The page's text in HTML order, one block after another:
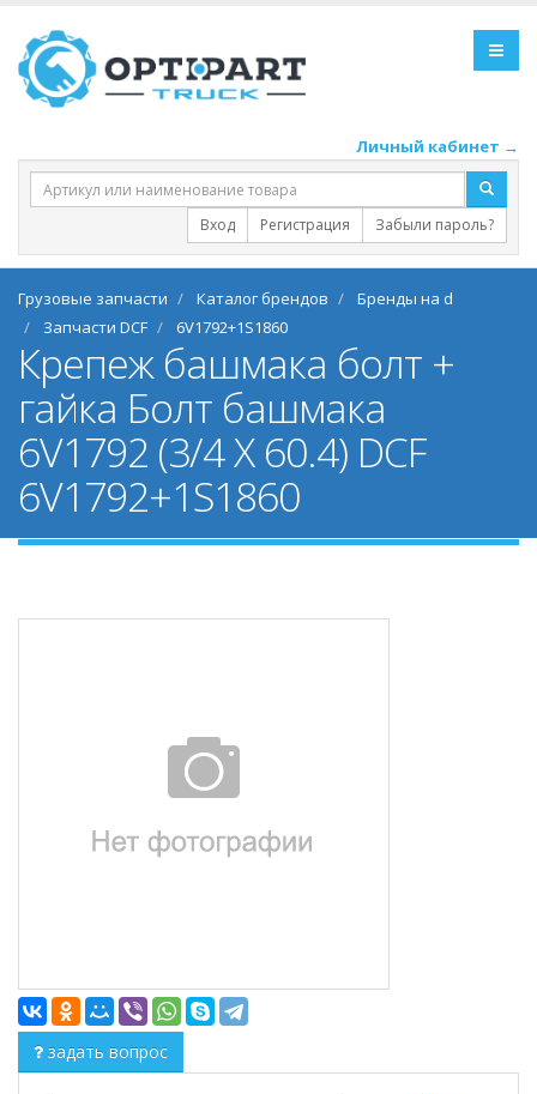
Личный кабинет →
Вход Регистрация Забыли пароль?
Грузовые запчасти Каталог брендов
Бренды на d
Запчасти DCF
6V1792+1S1860
Крепеж башмака болт +
гайка Болт башмака
6V1792 (3/4 X 60.4) DCF
6V1792+1S1860
задать вопрос